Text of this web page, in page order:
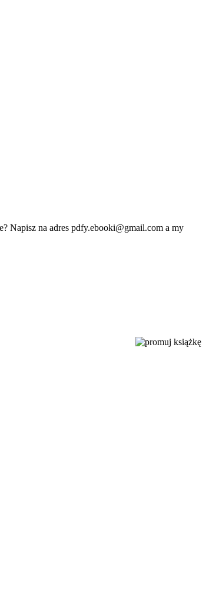
Napisz na adres pdfy.ebooki@gmail.com a my